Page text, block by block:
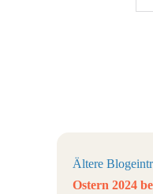
Ältere
Ostern 2024